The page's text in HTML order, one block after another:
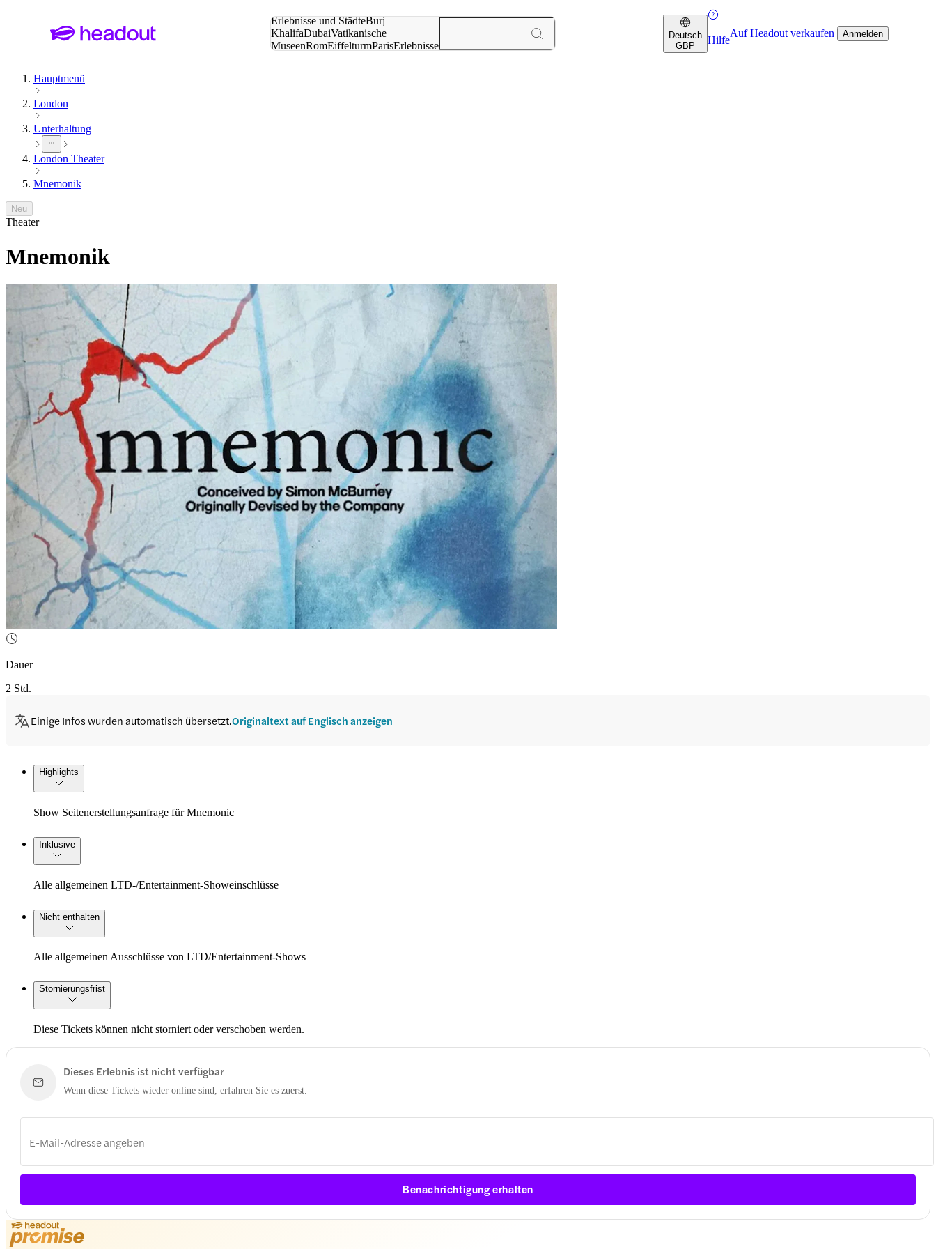
Erlebnisse und StädteBurj
KhalifaDubaiVatikanische
MuseenRomEiffelturmParisErlebnisse
Deutsch
GBP
Hilfe
Auf Headout verkaufen Anmelden
Hauptmenü
London
Unterhaltung
London Theater
Mnemonik
Neu
Theater
Mnemonik
Dauer
2 Std.
Einige Infos wurden automatisch übersetzt.Originaltext auf Englisch anzeigen
Highlights
Show Seitenerstellungsanfrage für Mnemonic
Inklusive
Alle allgemeinen LTD-/Entertainment-Showeinschlüsse
Nicht enthalten
Alle allgemeinen Ausschlüsse von LTD/Entertainment-Shows
Stornierungsfrist
Diese Tickets können nicht storniert oder verschoben werden.
Dieses Erlebnis ist nicht verfügbar
Wenn diese Tickets wieder online sind, erfahren Sie es zuerst.
Benachrichtigung erhalten